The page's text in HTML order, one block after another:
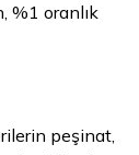
%1 oranlık
peşinat,